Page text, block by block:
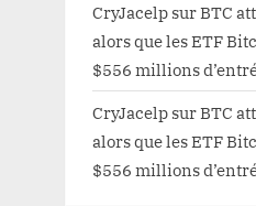
CryJacelp surBTC
alors que les ETF
$556 millions
CryJacelp surBTC
alors que les ETF
$556 millions